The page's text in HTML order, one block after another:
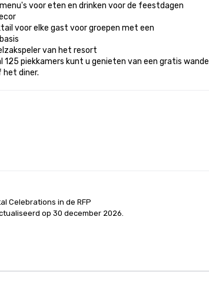
voor eten en drinken voor de feestdagen
voor elke gast voor groepen met een
van het resort
125 piekkamers kunt u genieten van een gratis
het diner.
Celebrations in de RFP
op 30 december 2026.